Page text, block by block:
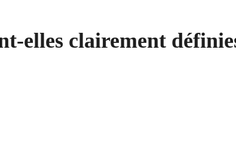
elles clairement